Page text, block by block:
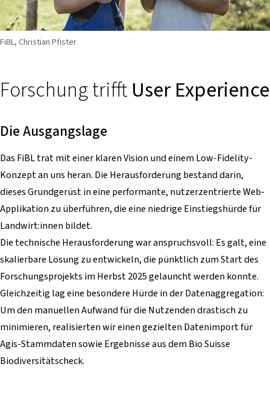
FiBL, Christian Pfister
Forschung trifft User Experience
Die Ausgangslage
Das FiBL trat mit einer klaren Vision und einem Low-Fidelity-
Konzept an uns heran. Die Herausforderung bestand darin,
dieses Grundgerüst in eine performante, nutzerzentrierte Web-
Applikation zu überführen, die eine niedrige Einstiegshürde für
Landwirt:innen bildet.
Die technische Herausforderung war anspruchsvoll: Es galt, eine
skalierbare Lösung zu entwickeln, die pünktlich zum Start des
Forschungsprojekts im Herbst 2025 gelauncht werden konnte.
Gleichzeitig lag eine besondere Hürde in der Datenaggregation:
Um den manuellen Aufwand für die Nutzenden drastisch zu
minimieren, realisierten wir einen gezielten Datenimport für
Agis-Stammdaten sowie Ergebnisse aus dem Bio Suisse
Biodiversitätscheck.